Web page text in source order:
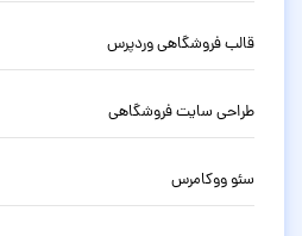
قالب فروشگاهی وردپرس
طراحی سایت فروشگاهی
سئو ووکامرس